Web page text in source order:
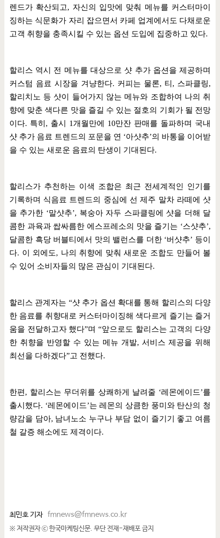
렌드가 확산되고, 자신의 입맛에 맞춰 메뉴를 커스터마이
징하는 식문화가 자리 잡으면서 카페 업계에서도 다채로운
고객 취향을 충족시킬 수 있는 옵션 도입에 집중하고 있다.
할리스 역시 전 메뉴를 대상으로 샷 추가 옵션을 제공하며
커스텀 음료 시장을 겨냥한다. 커피는 물론, 티 , 스파클링,
할리치노 등 샷이 들어가지 않는 메뉴와 조합하여 나의 취
향에 맞춘 색다른 맛을 즐길 수 있는 절호의 기회가 될 전망
이다. 특히 , 출시 1개월만에 10만잔 판매를 돌파하며 국내
샷 추가 음료 트렌드의 포문을 연 ‘아샷추’의 바통을 이어받
을 수 있는 새로운 음료의 탄생이 기대된다.
할리스가 추천하는 이색 조합은 최근 전세계적인 인기를
기록하며 식음료 트렌드의 중심에 선 제주 말차 라떼에 샷
을 추가한 ‘말샷추’, 복숭아 자두 스파클링에 샷을 더해 달
콤한 과육과 쌉싸름한 에스프레소의 맛을 즐기는 ‘스샷추’,
달콤한 흑당 버블티에서 맛의 밸런스를 더한 ‘버샷추’ 등이
다. 이 외에도, 나의 취향에 맞춰 새로운 조합도 만들어 볼
수 있어 소비자들의 많은 관심이 기대된다.
할리스 관계자는 “샷 추가 옵션 확대를 통해 할리스의 다양
한 음료를 취향대로 커스터마이징해 색다르게 즐기는 즐거
움을 전달하고자 했다”며 “앞으로도 할리스는 고객의 다양
한 취향을 반영할 수 있는 메뉴 개발,서비스 제공을 위해
최선을 다하겠다”고 전했다.
한편 , 할리스는 무더위를 상쾌하게 날려줄 ‘레몬에이드’를
출시했다. ‘레몬에이드’는 레몬의 상큼한 풍미와 탄산의 청
량감을 담아, 남녀노소 누구나 부담 없이 즐기기 좋고 여름
철 갈증 해소에도 제격이다.
최민호 기자 fmnews@fmnews.co.kr
※ 저작권자 ⓒ 한국마케팅신문. 무단 전재-재배포 금지